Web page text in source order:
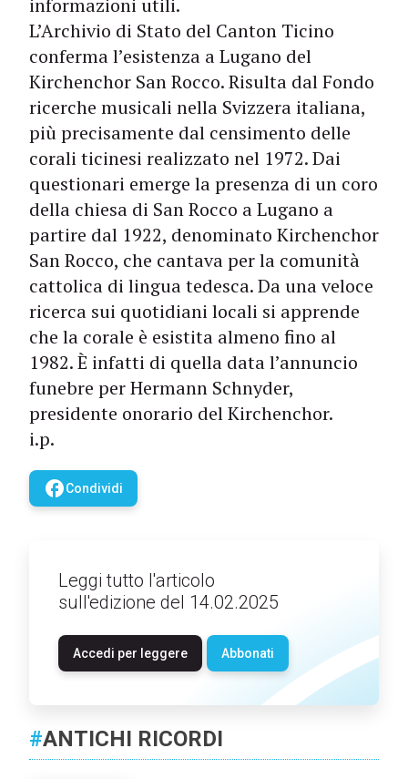
informazioni utili.
L’Archivio di Stato del Canton Ticino
conferma l’esistenza a Lugano del
Kirchenchor San Rocco. Risulta dal Fondo
ricerche musicali nella Svizzera italiana,
più precisamente dal censimento delle
corali ticinesi realizzato nel 1972. Dai
questionari emerge la presenza di un coro
della chiesa di San Rocco a Lugano a
partire dal 1922, denominato Kirchenchor
San Rocco, che cantava per la comunità
cattolica di lingua tedesca. Da una veloce
ricerca sui quotidiani locali si apprende
che la corale è esistita almeno fino al
1982. È infatti di quella data l’annuncio
funebre per Hermann Schnyder,
presidente onorario del Kirchenchor.
i.p.
facebookCondividi
Leggi tutto l'articolo
sull'edizione del 14.02.2025
Accedi per leggere Abbonati
#ANTICHI RICORDI